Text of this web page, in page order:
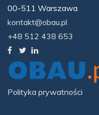
00-511 Warszawa
kontakt@obau.pl
+48 512 438 653
Polityka prywatności